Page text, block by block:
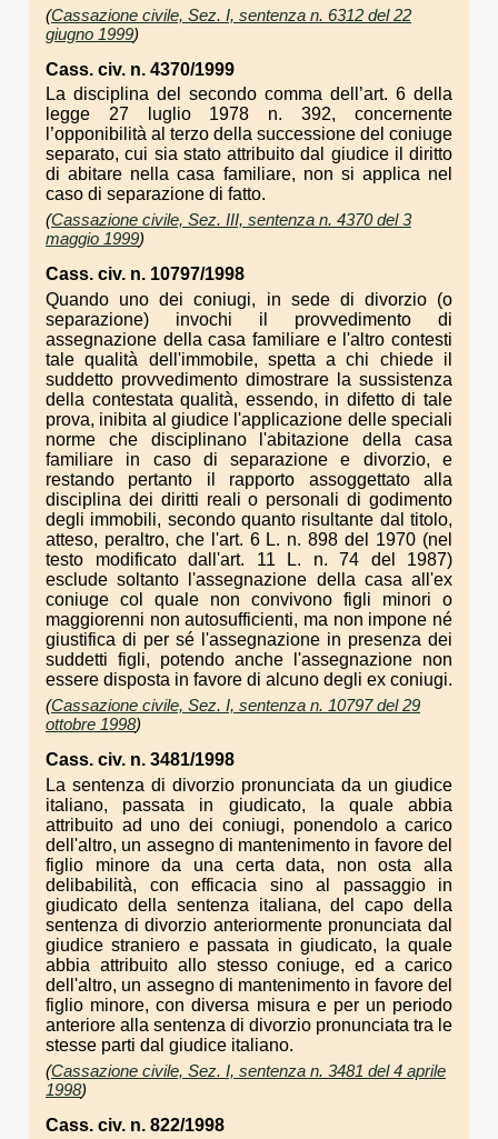
(Cassazione civile, Sez. I, sentenza n. 6312 del 22
giugno 1999)
Cass. civ. n. 4370/1999
La disciplina del secondo comma dell’art. 6 della
legge 27 luglio 1978 n. 392, concernente
l’opponibilità al terzo della successione del coniuge
separato, cui sia stato attribuito dal giudice il diritto
di abitare nella casa familiare, non si applica nel
caso di separazione di fatto.
(Cassazione civile, Sez. III, sentenza n. 4370 del 3
maggio 1999)
Cass. civ. n. 10797/1998
Quando uno dei coniugi, in sede di divorzio (o
separazione) invochi il provvedimento di
assegnazione della casa familiare e l'altro contesti
tale qualità dell'immobile, spetta a chi chiede il
suddetto provvedimento dimostrare la sussistenza
della contestata qualità, essendo, in difetto di tale
prova, inibita al giudice l'applicazione delle speciali
norme che disciplinano l'abitazione della casa
familiare in caso di separazione e divorzio, e
restando pertanto il rapporto assoggettato alla
disciplina dei diritti reali o personali di godimento
degli immobili, secondo quanto risultante dal titolo,
atteso, peraltro, che l'art. 6 L. n. 898 del 1970 (nel
testo modificato dall'art. 11 L. n. 74 del 1987)
esclude soltanto l'assegnazione della casa all'ex
coniuge col quale non convivono figli minori o
maggiorenni non autosufficienti, ma non impone né
giustifica di per sé l'assegnazione in presenza dei
suddetti figli, potendo anche l'assegnazione non
essere disposta in favore di alcuno degli ex coniugi.
(Cassazione civile, Sez. I, sentenza n. 10797 del 29
ottobre 1998)
Cass. civ. n. 3481/1998
La sentenza di divorzio pronunciata da un giudice
italiano, passata in giudicato, la quale abbia
attribuito ad uno dei coniugi, ponendolo a carico
dell'altro, un assegno di mantenimento in favore del
figlio minore da una certa data, non osta alla
delibabilità, con efficacia sino al passaggio in
giudicato della sentenza italiana, del capo della
sentenza di divorzio anteriormente pronunciata dal
giudice straniero e passata in giudicato, la quale
abbia attribuito allo stesso coniuge, ed a carico
dell'altro, un assegno di mantenimento in favore del
figlio minore, con diversa misura e per un periodo
anteriore alla sentenza di divorzio pronunciata tra le
stesse parti dal giudice italiano.
(Cassazione civile, Sez. I, sentenza n. 3481 del 4 aprile
1998)
Cass. civ. n. 822/1998